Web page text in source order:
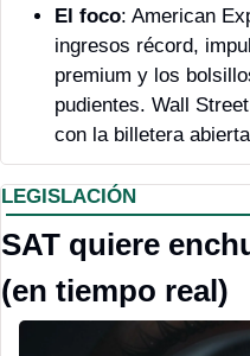
El foco: American
ingresos récord,
premium y los
pudientes. Wall
con la billetera
LEGISLACIÓN
SAT quiere
(en tiempo real)